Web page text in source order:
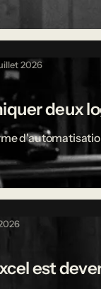
2026
deux
est